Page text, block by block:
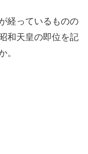
経っているものの
和天皇の即位を記